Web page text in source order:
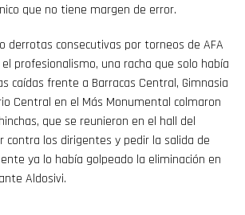
que no tiene margen de error.
derrotas consecutivas por torneos de AFA
profesionalismo, una racha que solo había
caídas frente a Barracas Central, Gimnasia
Central en el Más Monumental colmaron
que se reunieron en el hall del
contra los dirigentes y pedir la salida de
ya lo había golpeado la eliminación en
Aldosivi.